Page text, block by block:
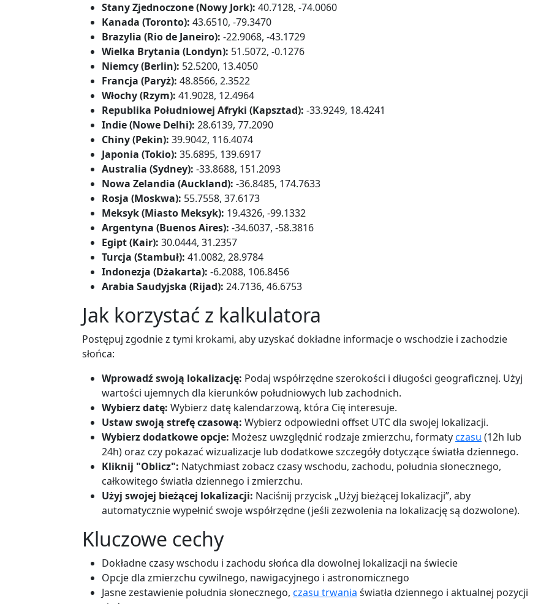
Stany Zjednoczone (Nowy Jork): 40.7128, -74.0060
Kanada (Toronto): 43.6510, -79.3470
Brazylia (Rio de Janeiro): -22.9068, -43.1729
Wielka Brytania (Londyn): 51.5072, -0.1276
Niemcy (Berlin): 52.5200, 13.4050
Francja (Paryż): 48.8566, 2.3522
Włochy (Rzym): 41.9028, 12.4964
Republika Południowej Afryki (Kapsztad): -33.9249, 18.4241
Indie (Nowe Delhi): 28.6139, 77.2090
Chiny (Pekin): 39.9042, 116.4074
Japonia (Tokio): 35.6895, 139.6917
Australia (Sydney): -33.8688, 151.2093
Nowa Zelandia (Auckland): -36.8485, 174.7633
Rosja (Moskwa): 55.7558, 37.6173
Meksyk (Miasto Meksyk): 19.4326, -99.1332
Argentyna (Buenos Aires): -34.6037, -58.3816
Egipt (Kair): 30.0444, 31.2357
Turcja (Stambuł): 41.0082, 28.9784
Indonezja (Dżakarta): -6.2088, 106.8456
Arabia Saudyjska (Rijad): 24.7136, 46.6753
Jak korzystać z kalkulatora
Postępuj zgodnie z tymi krokami, aby uzyskać dokładne informacje o wschodzie i zachodzie
słońca:
Wprowadź swoją lokalizację: Podaj współrzędne szerokości i długości geograficznej. Użyj
wartości ujemnych dla kierunków południowych lub zachodnich.
Wybierz datę: Wybierz datę kalendarzową, która Cię interesuje.
Ustaw swoją strefę czasową: Wybierz odpowiedni offset UTC dla swojej lokalizacji.
Wybierz dodatkowe opcje: Możesz uwzględnić rodzaje zmierzchu, formatyczasu (12h lub
24h) oraz czy pokazać wizualizacje lub dodatkowe szczegóły dotyczące światła dziennego.
Kliknij "Oblicz": Natychmiast zobacz czasy wschodu, zachodu, południa słonecznego,
całkowitego światła dziennego i zmierzchu.
Użyj swojej bieżącej lokalizacji: Naciśnij przycisk „Użyj bieżącej lokalizacji”, aby
automatycznie wypełnić swoje współrzędne (jeśli zezwolenia na lokalizację są dozwolone).
Kluczowe cechy
Dokładne czasy wschodu i zachodu słońca dla dowolnej lokalizacji na świecie
Opcje dla zmierzchu cywilnego, nawigacyjnego i astronomicznego
Jasne zestawienie południa słonecznego, czasu trwania światła dziennego i aktualnej pozycji